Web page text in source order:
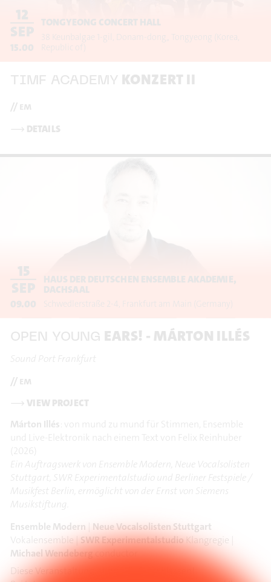
12
SEP
15.00
TONGYEONG CONCERT HALL
38 Keunbalgae 1-gil, Donam-dong, Tongyeong (Korea,
Republic of)
TIMF ACADEMY KONZERT II
// em
⟶ DETAILS
15
SEP
09.00
HAUS DER DEUTSCHEN ENSEMBLE AKADEMIE,
DACHSAAL
Schwedlerstraße 2-4 Frankfurt am Main (Germany)
OPEN YOUNG EARS! - MÁRTON ILLÉS
Sound Port Frankfurt
// em
⟶VIEW PROJECT
Márton Illés : von mund zu mund für Stimmen, Ensemble
und Live-Elektronik nach einem Text von Felix Reinhuber
(2026)
Ein Auftragswerk von Ensemble Modern, Neue Vocalsolisten
Stuttgart, SWR Experimentalstudio und Berliner Festspiele /
Musikfest Berlin, ermöglicht von der Ernst von Siemens
Musikstiftung.
Ensemble Modern | Neue Vocalsolisten Stuttgart
Vokalensemble |SWR ExperimentalstudioKlangregie |
Michael Wendebergconductor
Diese Veranstaltung ist nur für Schulklassen!